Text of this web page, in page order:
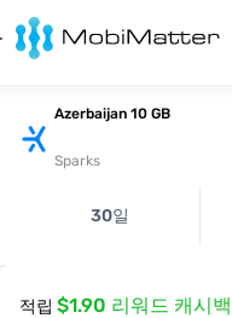
Azerbaijan 10 GB
Sparks
30일
적립 $1.90 리워드 캐시백